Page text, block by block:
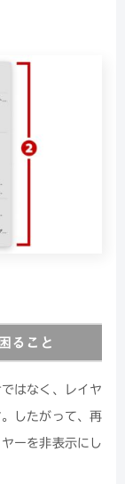
ること
はなく、レイヤ
したがって、再
ーを非表示にし